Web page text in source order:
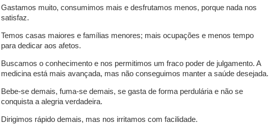
Gastamos muito, consumimos mais e desfrutamos menos, porque nada nos
satisfaz.
Temos casas maiores e famílias menores; mais ocupações e menos tempo
para dedicar aos afetos.
Buscamos o conhecimento e nos permitimos um fraco poder de julgamento. A
medicina está mais avançada, mas não conseguimos manter a saúde desejada.
Bebe-se demais, fuma-se demais, se gasta de forma perdulária e não se
conquista a alegria verdadeira.
Dirigimos rápido demais, mas nos irritamos com facilidade.